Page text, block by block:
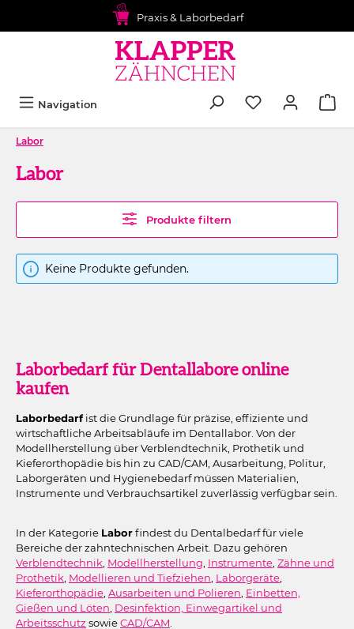
Praxis & Laborbedarf
Navigation
Labor
Labor
Produkte filtern
Keine Produkte gefunden.
Laborbedarf für Dentallabore online
kaufen
Laborbedarfist die Grundlage für präzise, effiziente und
wirtschaftliche Arbeitsabläufe im Dentallabor. Von der
Modellherstellung über Verblendtechnik, Prothetik und
Kieferorthopädie bis hin zu CAD/CAM, Ausarbeitung, Politur,
Laborgeräten und Hygienebedarf müssen Materialien,
Instrumente und Verbrauchsartikel zuverlässig verfügbar sein.
In der Kategorie Laborfindest du Dentalbedarf für viele
Bereiche der zahntechnischen Arbeit. Dazu gehören
Verblendtechnik Modellherstellung Instrumente Zähne und
Prothetik Modellieren und Tiefziehen Laborgeräte
Kieferorthopädie Ausarbeiten und Polieren Einbetten,
Gießen und Löten Desinfektion, Einwegartikel und
Arbeitsschutz sowieCAD/CAM